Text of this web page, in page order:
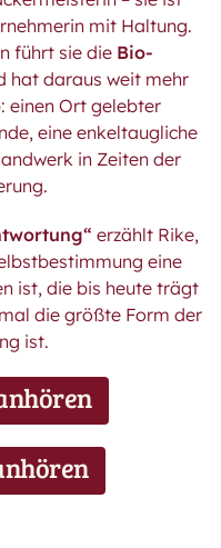
mit Haltung.
führt sie die Bio-
hat daraus weit mehr
einen Ort gelebter
eine enkeltaugliche
in Zeiten der
erzählt Rike,
eine
ist, die bis heute trägt
die größte Form der
ist.